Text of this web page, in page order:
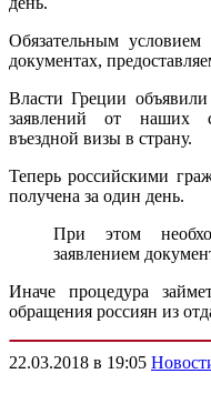
Обязательным условием
документах,
Власти Греции
заявлений от наших
въездной визы в страну.
Теперь российскими
получена за один день.
При этом
заявлением
Иначе процедура
обращения россиян из
22.03.2018 в 19:05